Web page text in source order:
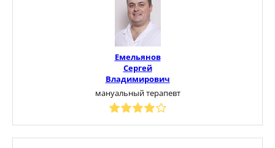
Емельянов
Сергей
Владимирович
мануальный терапевт